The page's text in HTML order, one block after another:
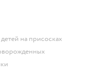
на присосках